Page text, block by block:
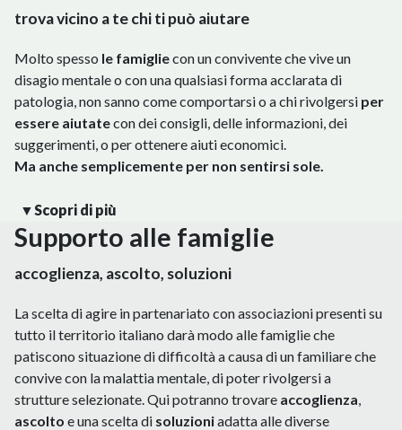
trova vicino a te chi ti può aiutare
Molto spesso le famigliecon un convivente che vive un
disagio mentale o con una qualsiasi forma acclarata di
patologia, non sanno come comportarsi o a chi rivolgersi per
essere aiutatecon dei consigli, delle informazioni, dei
suggerimenti, o per ottenere aiuti economici.
Ma anche semplicemente per non sentirsi sole.
▼Scopri di più
Fondazione Vecchioni avendo selezionato una rete di partner
affidabili ti indicheràl’associazione o la struttura
Rivolgiti con fiducia a chi ti può aiutare vicino a te.
Sapendo che la struttura che ti verrà indicata è stata è stata
scelta dopo un’attenta
Definizione da parte del Comitato Scientifico dei
criteri scelti per selezionare alcune organizzazioni con
Supporto alle famiglie
accoglienza, ascolto, soluzioni
La scelta di agire in partenariato con associazioni presenti su
tutto il territorio italiano darà modo alle famiglie che
patiscono situazione di difficoltà a causa di un familiare che
convive con la malattia mentale, di poter rivolgersi a
strutture selezionate. Qui potranno trovare accoglienza,
ascolto e una scelta di soluzioniadatta alle diverse